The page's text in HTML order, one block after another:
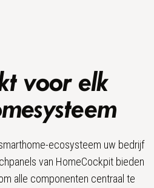
voor elk
ecosysteem uw bedrijf
van HomeCockpit bieden
alle componenten centraal te